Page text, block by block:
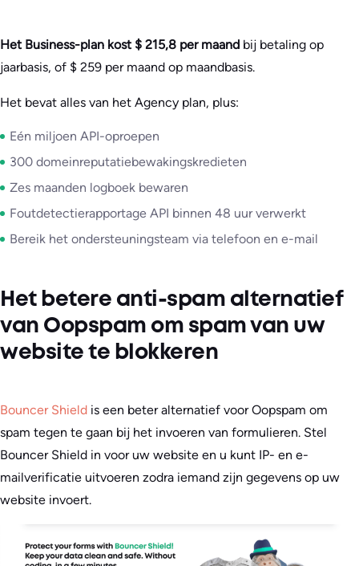
Het Business-plan kost $ 215,8 per maand bij betaling op
jaarbasis, of $ 259 per maand op maandbasis.
Het bevat alles van het Agency plan, plus:
Eén miljoen API-oproepen
300 domeinreputatiebewakingskredieten
Zes maanden logboek bewaren
Foutdetectierapportage API binnen 48 uur verwerkt
Bereik het ondersteuningsteam via telefoon en e-mail
Het betere anti-spam alternatief
van Oopspam om spam van uw
website te blokkeren
Bouncer Shield is een beter alternatief voor Oopspam om
spam tegen te gaan bij het invoeren van formulieren. Stel
Bouncer Shield in voor uw website en u kunt IP- en e-
mailverificatie uitvoeren zodra iemand zijn gegevens op uw
website invoert.